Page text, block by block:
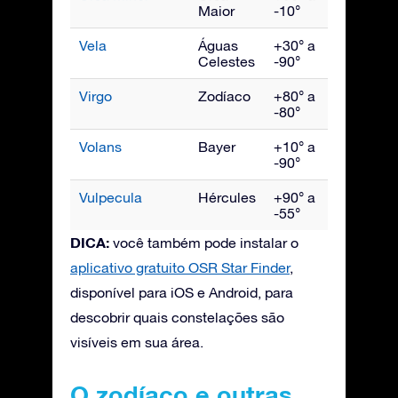
Maior
-10°
Vela
Águas
Celestes
+30° a
-90°
Virgo Zodíaco
+80° a
-80°
Volans Bayer
+10° a
-90°
Vulpecula Hércules
+90° a
-55°
DICA: você também pode instalar o
aplicativo gratuito OSR Star Finder,
disponível para iOS e Android, para
descobrir quais constelações são
visíveis em sua área.